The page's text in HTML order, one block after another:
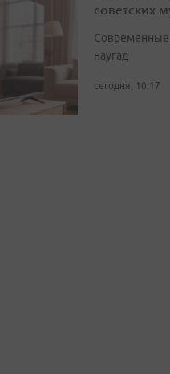
советских
Современные
наугад
сегодня, 10:17